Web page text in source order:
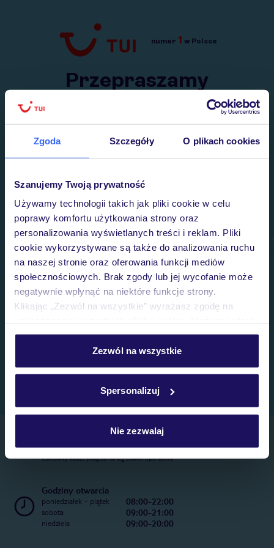
Zgoda Szczegóły O plikach cookies
Szanujemy Twoją prywatność
Używamy technologii takich jak pliki cookie w celu
poprawy komfortu użytkowania strony oraz
personalizowania wyświetlanych treści i reklam. Pliki
cookie wykorzystywane są także do analizowania ruchu
na naszej stronie oraz oferowania funkcji mediów
społecznościowych. Brak zgody lub jej wycofanie może
negatywnie wpłynąć na niektóre funkcje strony.
Klikając „Zezwól na wszystkie” wyrażasz zgodę na
personalizować swój wybór wchodząc w zakładkę
Szczegółowe informacje o plikach cookie znajdziesz
Zezwól na wszystkie
Spersonalizuj
Nie zezwalaj
Przejdź do TUI.pl
numer 1 w Polsce
Przepraszamy
Wysłaliśmy nasz serwis na krótkie wakacje.
Telefoniczne Centrum Rezerwacji
22 270 31 20
Całkowity koszt połączenia wg stawki operatora
Godziny otwarcia
poniedziałek - piątek 08:00-22:00
sobota 09:00-21:00
niedziela 09:00-20:00